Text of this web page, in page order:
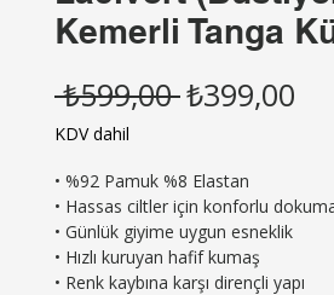
Kemerli Tanga
₺599,00 Normal
₺399,00
KDV dahil
• %92 Pamuk %8 Elastan
• Hassas ciltler için konforlu
• Günlük giyime uygun esneklik
• Hızlı kuruyan hafif kumaş
• Renk kaybına karşı dirençli yapı